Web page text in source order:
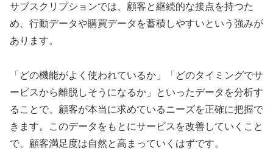
サブスクリプションでは、顧客と継続的な接点を持つた
め、行動データや購買データを蓄積しやすいという強みが
あります。
「どの機能がよく使われているか」「どのタイミングでサ
ービスから離脱しそうになるか」といったデータを分析す
ることで、顧客が本当に求めているニーズを正確に把握で
きます。このデータをもとにサービスを改善していくこと
で、顧客満足度は自然と高まっていくはずです。